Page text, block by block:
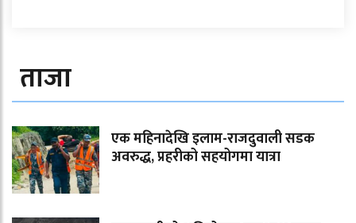
ताजा
एक महिनादेखि इलाम-राजदुवाली सडक
अवरुद्ध, प्रहरीको सहयोगमा यात्रा